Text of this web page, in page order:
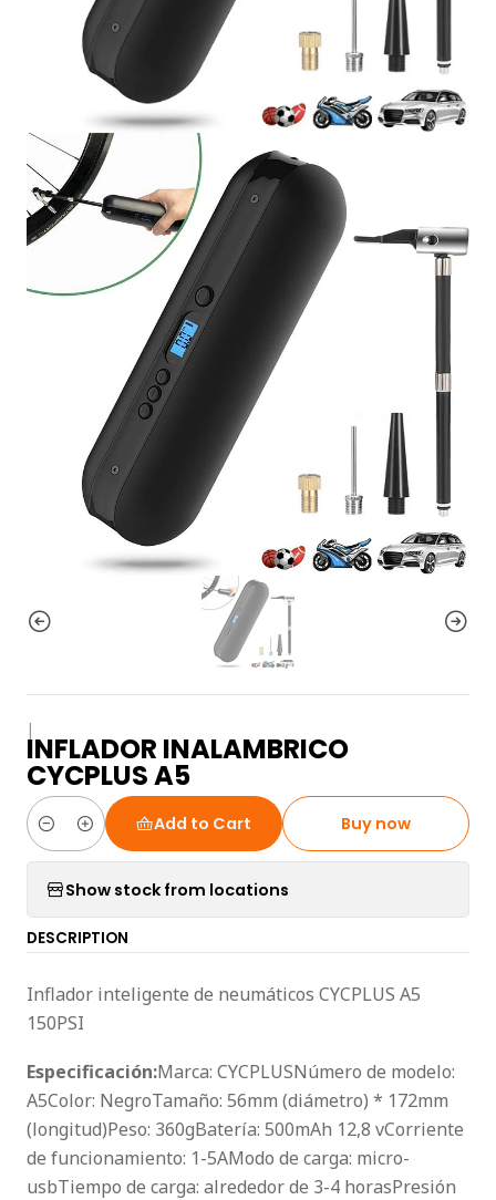
|
INFLADOR INALAMBRICO
CYCPLUS A5
Quantity
Add to Cart Buy now
Show stock from locations
DESCRIPTION
Inflador inteligente de neumáticos CYCPLUS A5
150PSI
Especificación:Marca: CYCPLUSNúmero de modelo:
A5Color: NegroTamaño: 56mm (diámetro) * 172mm
(longitud)Peso: 360gBatería: 500mAh 12,8 vCorriente
de funcionamiento: 1-5AModo de carga: micro-
usbTiempo de carga: alrededor de 3-4 horasPresión